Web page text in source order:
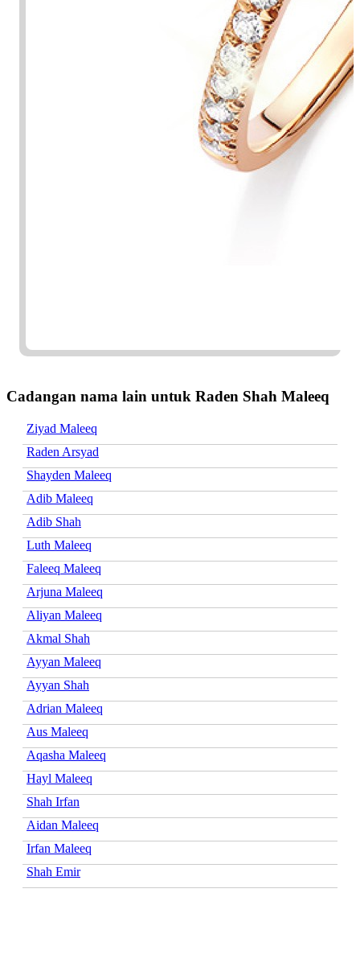
Cadangan nama lain untuk Raden Shah Maleeq
Ziyad Maleeq
Raden Arsyad
Shayden Maleeq
Adib Maleeq
Adib Shah
Luth Maleeq
Faleeq Maleeq
Arjuna Maleeq
Aliyan Maleeq
Akmal Shah
Ayyan Maleeq
Ayyan Shah
Adrian Maleeq
Aus Maleeq
Aqasha Maleeq
Hayl Maleeq
Shah Irfan
Aidan Maleeq
Irfan Maleeq
Shah Emir